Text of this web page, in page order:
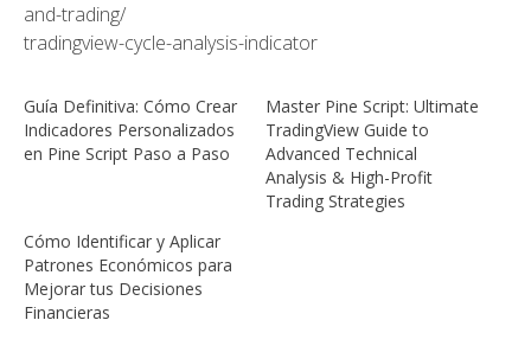
and-trading/
tradingview-cycle-analysis-indicator
Guía Definitiva: Cómo Crear
Indicadores Personalizados
en Pine Script Paso a Paso
Master Pine Script: Ultimate
TradingView Guide to
Advanced Technical
Analysis & High-Profit
Trading Strategies
Cómo Identificar y Aplicar
Patrones Económicos para
Mejorar tus Decisiones
Financieras